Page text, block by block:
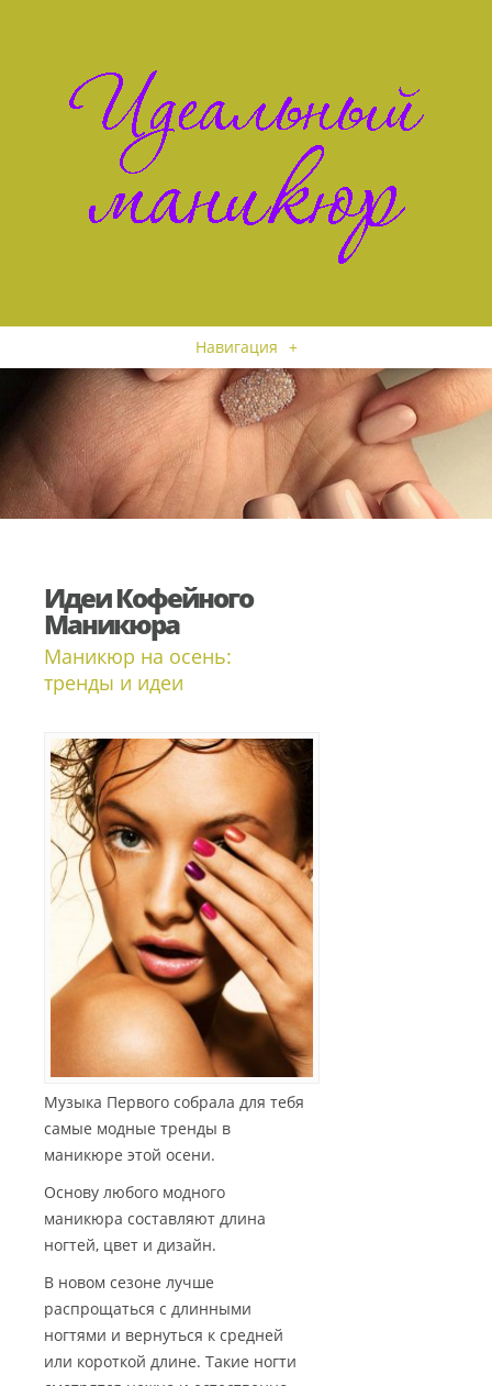
Навигация +
Идеи Кофейного
Маникюра
Маникюр на осень:
тренды и идеи
Музыка Первого собрала для тебя
самые модные тренды в
маникюре этой осени.
Основу любого модного
маникюра составляют длина
ногтей, цвет и дизайн.
В новом сезоне лучше
распрощаться с длинными
ногтями и вернуться к средней
или короткой длине. Такие ногти